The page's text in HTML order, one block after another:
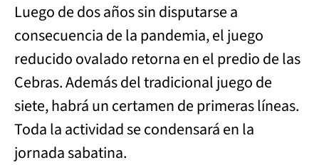
Luego de dos años sin disputarse a
consecuencia de la pandemia, el juego
reducido ovalado retorna en el predio de las
Cebras. Además del tradicional juego de
siete, habrá un certamen de primeras líneas.
Toda la actividad se condensará en la
jornada sabatina.